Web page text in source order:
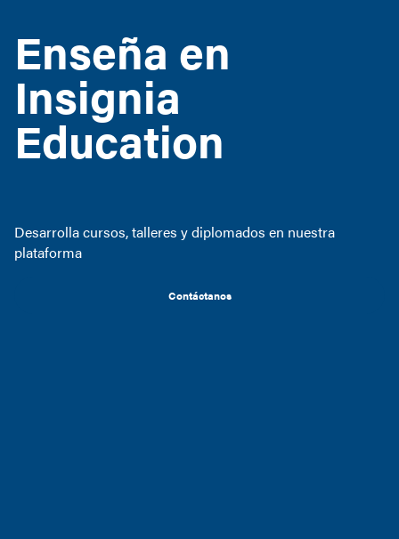
Enseña en
Insignia
Education
Desarrolla cursos, talleres y diplomados en nuestra
plataforma
Contáctanos